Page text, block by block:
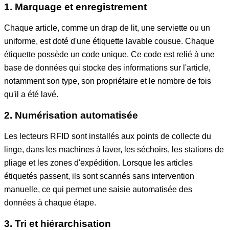
1. Marquage et enregistrement
Chaque article, comme un drap de lit, une serviette ou un
uniforme, est doté d'une étiquette lavable cousue. Chaque
étiquette possède un code unique. Ce code est relié à une
base de données qui stocke des informations sur l'article,
notamment son type, son propriétaire et le nombre de fois
qu'il a été lavé.
2. Numérisation automatisée
Les lecteurs RFID sont installés aux points de collecte du
linge, dans les machines à laver, les séchoirs, les stations de
pliage et les zones d'expédition. Lorsque les articles
étiquetés passent, ils sont scannés sans intervention
manuelle, ce qui permet une saisie automatisée des
données à chaque étape.
3. Tri et hiérarchisation